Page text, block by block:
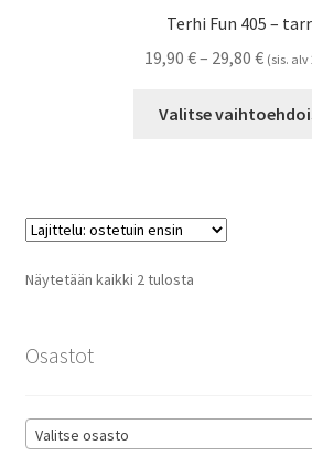
Terhi Fun 405 –
19,90 €– 29,80 €
-
(sis. alv
Valitse
Näytetään kaikki 2 tulostaSuosituimmat
Osastot
Valitse osasto